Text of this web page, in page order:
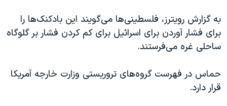
به گزارش رویترز،‌ فلسطینی‌ها می‌گویند این بادکنک‌‌ها را
برای فشار آوردن برای اسرائیل برای کم کردن فشار بر گلوگاه
ساحلی غره می‌فرستند.
حماس در فهرست گروه‌های تروریستی وزارت خارجه آمریکا
قرار دارد.